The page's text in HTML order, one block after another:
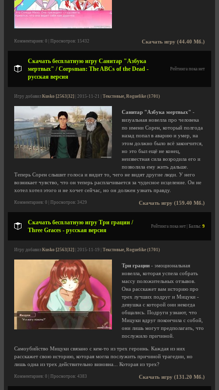
Скачать игру (44.40 Мб.)
Комментариев: 0 | Просмотров: 15432
Скачать бесплатную игру Санитар "Азбука
мертвых" / Corpsman: The ABCs of the Dead -
русская версия
Рейтинга пока нет
Игру добавил Kusko [2563|32] | 2015-11-21 | Текстовые, Roguelike (1701)
Санитар "Азбука мертвых" -
визуальная новелла про человека
по имени Сорен, который полгода
назад попал в аварию и умер, на
этом должно было всё закончится,
но это был ещё не конец,
неизвестная сила возродила его и
позволила ему жить дальше.
Теперь Сорен слышит голоса и видит то, чего не видят другие люди. У него
возникает чувство, что он теперь расплачивается за чудесное исцеление. Он не
хотел хотел этого и не хочет сейчас, но он должен узнать правду.
Скачать игру (159.40 Мб.)
Комментариев: 0 | Просмотров: 3429
Скачать бесплатную игру Три грации /
Three Graces - русская версия
Рейтинга пока нет | Баллы: 9
Игру добавил Kusko [2563|32] | 2015-11-19 | Текстовые, Roguelike (1701)
Три грации - эмоциональная
новелла, которая успела собрать
массу положительных отзывов.
Она расскажет вам историю про
трех лучших подруг и Мицуки -
девушка с которой они некогда
общались. Подруги узнают, что
Мицуки вдруг покончила с собой,
они лишь могут предполагать, что
послужило причиной.
Самоубийство Мицуки связано с кем-то из трех героинь. Каждая из них
расскажет свою историю, которая могла послужить причиной трагедии, но
лишь одна из трех действительно виновна... Которая из трех?
Скачать игру (131.20 Мб.)
Комментариев: 0 | Просмотров: 4383